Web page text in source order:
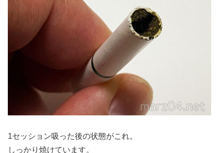
1セッション吸った後の状態がこれ。
しっかり焼けています。